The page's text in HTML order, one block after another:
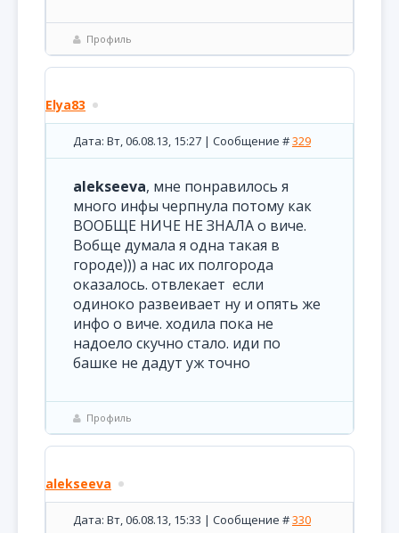
Профиль
Elya83
Дата: Вт, 06.08.13, 15:27 | Сообщение #329
alekseeva, мне понравилось я
много инфы черпнула потому как
ВООБЩЕ НИЧЕ НЕ ЗНАЛА о виче.
Вобще думала я одна такая в
городе))) а нас их полгорода
оказалось. отвлекает если
одиноко развеивает ну и опять же
инфо о виче. ходила пока не
надоело скучно стало. иди по
башке не дадут уж точно
Профиль
alekseeva
Дата: Вт, 06.08.13, 15:33 | Сообщение #330